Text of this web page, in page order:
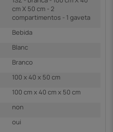
cm X 50 cm - 2
compartimentos - 1 gaveta
Bebida
Blanc
Branco
100 x 40 x 50 cm
100 cm x 40 cm x 50 cm
non
oui